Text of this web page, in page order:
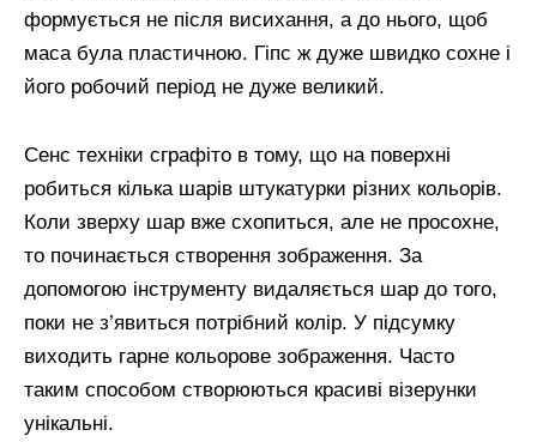
формується не після висихання, а до нього, щоб
маса була пластичною. Гіпс ж дуже швидко сохне і
його робочий період не дуже великий.
Сенс техніки сграфіто в тому, що на поверхні
робиться кілька шарів штукатурки різних кольорів.
Коли зверху шар вже схопиться, але не просохне,
то починається створення зображення. За
допомогою інструменту видаляється шар до того,
поки не з’явиться потрібний колір. У підсумку
виходить гарне кольорове зображення. Часто
таким способом створюються красиві візерунки
унікальні.